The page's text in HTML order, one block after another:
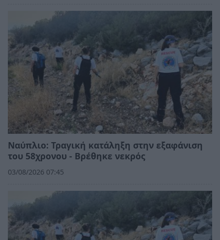
Ναύπλιο: Τραγική κατάληξη στην εξαφάνιση
του 58χρονου - Βρέθηκε νεκρός
03/08/2026 07:45